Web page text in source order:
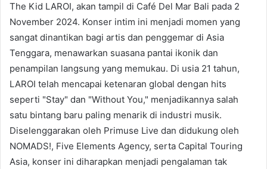
The Kid LAROI, akan tampil di Café Del Mar Bali pada 2
November 2024. Konser intim ini menjadi momen yang
sangat dinantikan bagi artis dan penggemar di Asia
Tenggara, menawarkan suasana pantai ikonik dan
penampilan langsung yang memukau. Di usia 21 tahun,
LAROI telah mencapai ketenaran global dengan hits
seperti "Stay" dan "Without You," menjadikannya salah
satu bintang baru paling menarik di industri musik.
Diselenggarakan oleh Primuse Live dan didukung oleh
NOMADS!, Five Elements Agency, serta Capital Touring
Asia, konser ini diharapkan menjadi pengalaman tak